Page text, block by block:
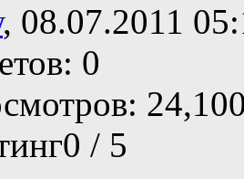
, 08.07.2011
0
/ 5